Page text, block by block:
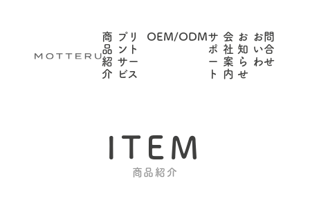
商
品
紹
介
プリ
ント
サー
ビス
OEM/ODMサ
ポ
ー
ト
会
社
案
内
お
知
ら
せ
お問
い合
わせ
ITEM
商品紹介